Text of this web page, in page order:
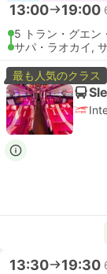
13:00 19:00
5 トラン・グエン
サパ・ラオカイ,
最も人気のクラス
13:30 19:30